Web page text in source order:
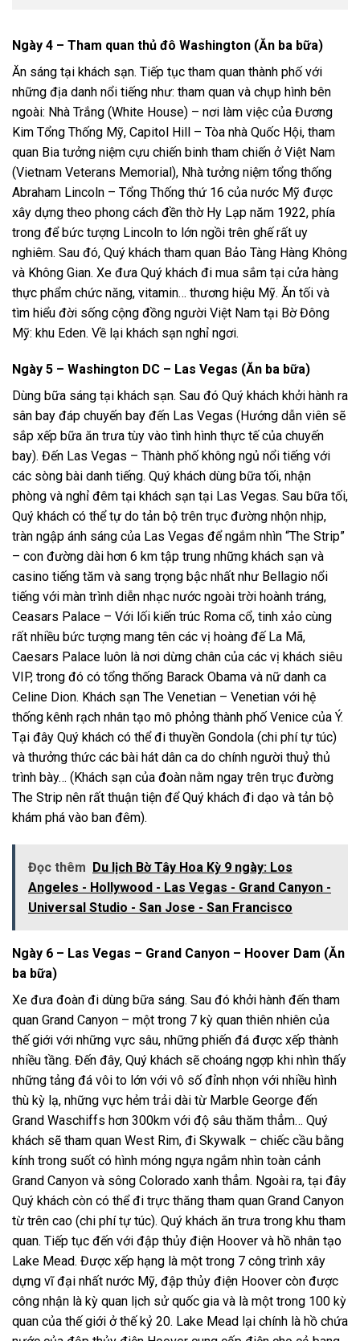
Ngày 4 – Tham quan thủ đô Washington (Ăn ba bữa)
Ăn sáng tại khách sạn. Tiếp tục tham quan thành phố với
những địa danh nổi tiếng như: tham quan và chụp hình bên
ngoài: Nhà Trắng (White House) – nơi làm việc của Đương
Kim Tổng Thống Mỹ, Capitol Hill – Tòa nhà Quốc Hội, tham
quan Bia tưởng niệm cựu chiến binh tham chiến ở Việt Nam
(Vietnam Veterans Memorial), Nhà tưởng niệm tổng thống
Abraham Lincoln – Tổng Thống thứ 16 của nước Mỹ được
xây dựng theo phong cách đền thờ Hy Lạp năm 1922, phía
trong để bức tượng Lincoln to lớn ngồi trên ghế rất uy
nghiêm. Sau đó, Quý khách tham quan Bảo Tàng Hàng Không
và Không Gian. Xe đưa Quý khách đi mua sắm tại cửa hàng
thực phẩm chức năng, vitamin… thương hiệu Mỹ. Ăn tối và
tìm hiểu đời sống cộng đồng người Việt Nam tại Bờ Đông
Mỹ: khu Eden. Về lại khách sạn nghỉ ngơi.
Ngày 5 – Washington DC – Las Vegas (Ăn ba bữa)
Dùng bữa sáng tại khách sạn. Sau đó Quý khách khởi hành ra
sân bay đáp chuyến bay đến Las Vegas (Hướng dẫn viên sẽ
sắp xếp bữa ăn trưa tùy vào tình hình thực tế của chuyến
bay). Đến Las Vegas – Thành phố không ngủ nổi tiếng với
các sòng bài danh tiếng. Quý khách dùng bữa tối, nhận
phòng và nghỉ đêm tại khách sạn tại Las Vegas. Sau bữa tối,
Quý khách có thể tự do tản bộ trên trục đường nhộn nhịp,
tràn ngập ánh sáng của Las Vegas để ngắm nhìn “The Strip”
– con đường dài hơn 6 km tập trung những khách sạn và
casino tiếng tăm và sang trọng bậc nhất như Bellagio nổi
tiếng với màn trình diễn nhạc nước ngoài trời hoành tráng,
Ceasars Palace – Với lối kiến trúc Roma cổ, tinh xảo cùng
rất nhiều bức tượng mang tên các vị hoàng đế La Mã,
Caesars Palace luôn là nơi dừng chân của các vị khách siêu
VIP, trong đó có tổng thống Barack Obama và nữ danh ca
Celine Dion. Khách sạn The Venetian – Venetian với hệ
thống kênh rạch nhân tạo mô phỏng thành phố Venice của Ý.
Tại đây Quý khách có thể đi thuyền Gondola (chi phí tự túc)
và thưởng thức các bài hát dân ca do chính người thuỷ thủ
trình bày… (Khách sạn của đoàn nằm ngay trên trục đường
The Strip nên rất thuận tiện để Quý khách đi dạo và tản bộ
khám phá vào ban đêm).
Đọc thêm Du lịch Bờ Tây Hoa Kỳ 9 ngày: Los
Angeles - Hollywood - Las Vegas - Grand Canyon -
Universal Studio - San Jose - San Francisco
Ngày 6 – Las Vegas – Grand Canyon – Hoover Dam (Ăn
ba bữa)
Xe đưa đoàn đi dùng bữa sáng. Sau đó khởi hành đến tham
quan Grand Canyon – một trong 7 kỳ quan thiên nhiên của
thế giới với những vực sâu, những phiến đá được xếp thành
nhiều tầng. Đến đây, Quý khách sẽ choáng ngợp khi nhìn thấy
những tảng đá vôi to lớn với vô số đỉnh nhọn với nhiều hình
thù kỳ lạ, những vực hẻm trải dài từ Marble George đến
Grand Waschiffs hơn 300km với độ sâu thăm thẳm… Quý
khách sẽ tham quan West Rim, đi Skywalk – chiếc cầu bằng
kính trong suốt có hình móng ngựa ngắm nhìn toàn cảnh
Grand Canyon và sông Colorado xanh thẳm. Ngoài ra, tại đây
Quý khách còn có thể đi trực thăng tham quan Grand Canyon
từ trên cao (chi phí tự túc). Quý khách ăn trưa trong khu tham
quan. Tiếp tục đến với đập thủy điện Hoover và hồ nhân tạo
Lake Mead. Được xếp hạng là một trong 7 công trình xây
dựng vĩ đại nhất nước Mỹ, đập thủy điện Hoover còn được
công nhận là kỳ quan lịch sử quốc gia và là một trong 100 kỳ
quan của thế giới ở thế kỷ 20. Lake Mead lại chính là hồ chứa